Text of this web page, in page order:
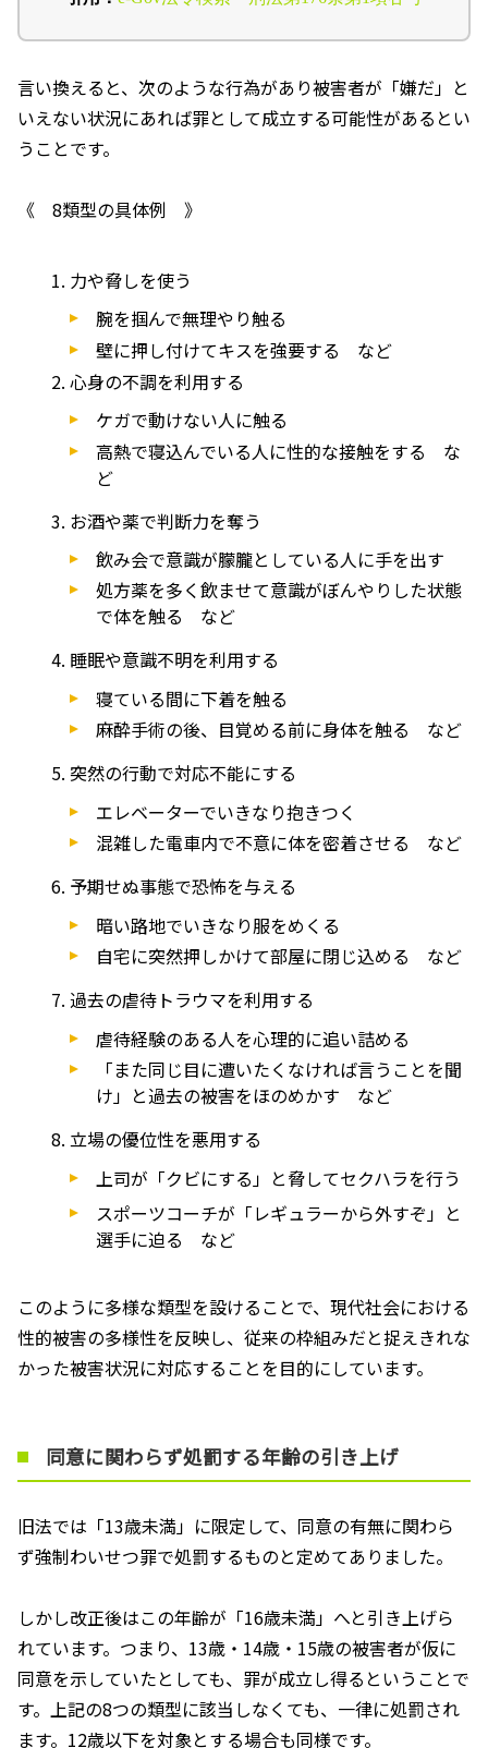
言い換えると、次のような行為があり被害者が「嫌だ」と
いえない状況にあれば罪として成立する可能性があるとい
うことです。
《 8類型の具体例 》
力や脅しを使う
腕を掴んで無理やり触る
壁に押し付けてキスを強要する など
心身の不調を利用する
ケガで動けない人に触る
高熱で寝込んでいる人に性的な接触をする な
ど
お酒や薬で判断力を奪う
飲み会で意識が朦朧としている人に手を出す
処方薬を多く飲ませて意識がぼんやりした状態
で体を触る など
睡眠や意識不明を利用する
寝ている間に下着を触る
麻酔手術の後、目覚める前に身体を触る など
突然の行動で対応不能にする
エレベーターでいきなり抱きつく
混雑した電車内で不意に体を密着させる など
予期せぬ事態で恐怖を与える
暗い路地でいきなり服をめくる
自宅に突然押しかけて部屋に閉じ込める など
過去の虐待トラウマを利用する
虐待経験のある人を心理的に追い詰める
「また同じ目に遭いたくなければ言うことを聞
け」と過去の被害をほのめかす など
立場の優位性を悪用する
上司が「クビにする」と脅してセクハラを行う
スポーツコーチが「レギュラーから外すぞ」と
選手に迫る など
このように多様な類型を設けることで、現代社会における
性的被害の多様性を反映し、従来の枠組みだと捉えきれな
かった被害状況に対応することを目的にしています。
同意に関わらず処罰する年齢の引き上げ
旧法では「13歳未満」に限定して、同意の有無に関わら
ず強制わいせつ罪で処罰するものと定めてありました。
しかし改正後はこの年齢が「16歳未満」へと引き上げら
れています。つまり、 13歳・ 14歳・ 15歳の被害者が仮に
同意を示していたとしても、罪が成立し得るということで
す。上記の8つの類型に該当しなくても、一律に処罰され
ます。 12歳以下を対象とする場合も同様です。